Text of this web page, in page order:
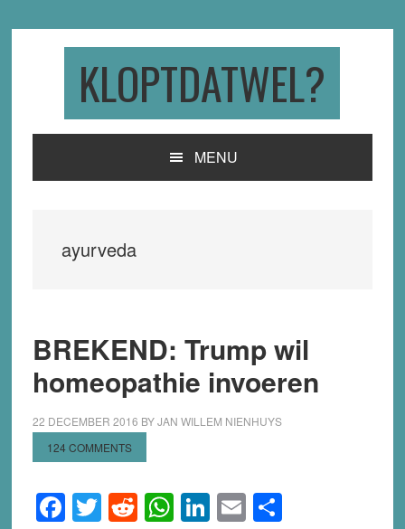
KLOPTDATWEL?
MENU
ayurveda
BREKEND: Trump wil
homeopathie invoeren
22 DECEMBER 2016 BYJAN WILLEM NIENHUYS
124 COMMENTS
Facebook
Twitter
Reddit
WhatsApp
LinkedIn
EmailShare